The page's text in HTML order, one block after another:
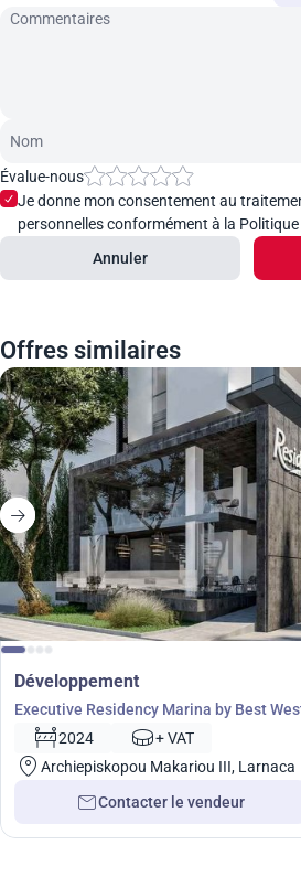
Évalue-nous
Je donne mon consentement au
personnelles conformément à la
Annuler
Offres similaires
Développement
Executive Residency Marina by Best
Larnaca, Larnaka, Chypre No. 5600
2024
+ VAT
Archiepiskopou Makariou III, Larnaca
Contacter le vendeur